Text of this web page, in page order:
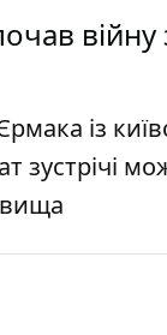
війну
із
зустрічі